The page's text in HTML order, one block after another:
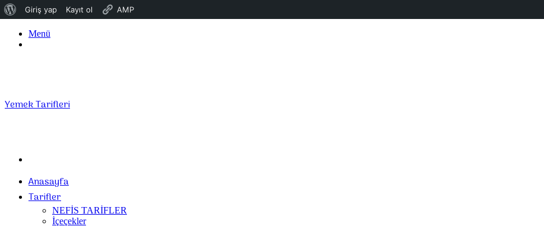
WordPress
Giriş yap Kayıt ol AMP
Menü
Yemek Tarifleri
...
Anasayfa
Tarifler
NEFİS TARİFLER
İçeçekler